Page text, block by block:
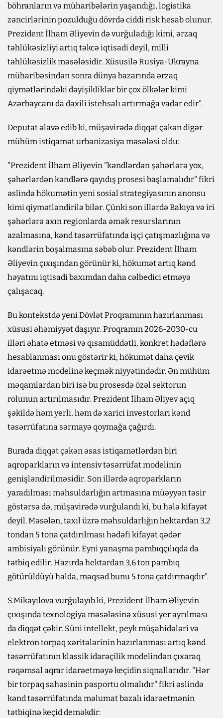
böhranların və müharibələrin yaşandığı, logistika
zəncirlərinin pozulduğu dövrdə ciddi risk hesab olunur.
Prezident İlham Əliyevin də vurğuladığı kimi, ərzaq
təhlükəsizliyi artıq təkcə iqtisadi deyil, milli
təhlükəsizlik məsələsidir. Xüsusilə Rusiya-Ukrayna
müharibəsindən sonra dünya bazarında ərzaq
qiymətlərindəki dəyişikliklər bir çox ölkələr kimi
Azərbaycanı da daxili istehsalı artırmağa vadar edir".
Deputat əlavə edib ki, müşavirədə diqqət çəkən digər
mühüm istiqamət urbanizasiya məsələsi oldu:
"Prezident İlham Əliyevin "kəndlərdən şəhərlərə yox,
şəhərlərdən kəndlərə qayıdış prosesi başlamalıdır" fikri
əslində hökumətin yeni sosial strategiyasının anonsu
kimi qiymətləndirilə bilər. Çünki son illərdə Bakıya və iri
şəhərlərə axın regionlarda əmək resurslarının
azalmasına, kənd təsərrüfatında işçi çatışmazlığına və
kəndlərin boşalmasına səbəb olur. Prezident İlham
Əliyevin çıxışından görünür ki, hökumət artıq kənd
həyatını iqtisadi baxımdan daha cəlbedici etməyə
çalışacaq.
Bu kontekstdə yeni Dövlət Proqramının hazırlanması
xüsusi əhəmiyyət daşıyır. Proqramın 2026-2030-cu
illəri əhatə etməsi və qısamüddətli, konkret hədəflərə
hesablanması onu göstərir ki, hökumət daha çevik
idarəetmə modelinə keçmək niyyətindədir. Ən mühüm
məqamlardan biri isə bu prosesdə özəl sektorun
rolunun artırılmasıdır. Prezident İlham Əliyev açıq
şəkildə həm yerli, həm də xarici investorları kənd
təsərrüfatına sərmayə qoymağa çağırdı.
Burada diqqət çəkən əsas istiqamətlərdən biri
aqroparkların və intensiv təsərrüfat modelinin
genişləndirilməsidir. Son illərdə aqroparkların
yaradılması məhsuldarlığın artmasına müəyyən təsir
göstərsə də, müşavirədə vurğulandı ki, bu hələ kifayət
deyil. Məsələn, taxıl üzrə məhsuldarlığın hektardan 3,2
tondan 5 tona çatdırılması hədəfi kifayət qədər
ambisiyalı görünür. Eyni yanaşma pambıqçılıqda da
tətbiq edilir. Hazırda hektardan 3,6 ton pambıq
götürüldüyü halda, məqsəd bunu 5 tona çatdırmaqdır".
S.Mikayılova vurğulayıb ki, Prezident İlham Əliyevin
çıxışında texnologiya məsələsinə xüsusi yer ayrılması
da diqqət çəkir. Süni intellekt, peyk müşahidələri və
elektron torpaq xəritələrinin hazırlanması artıq kənd
təsərrüfatının klassik idarəçilik modelindən çıxaraq
rəqəmsal aqrar idarəetməyə keçidin siqnallarıdır. "Hər
bir torpaq sahəsinin pasportu olmalıdır" fikri əslində
kənd təsərrüfatında məlumat bazalı idarəetmənin
tətbiqinə keçid deməkdir: